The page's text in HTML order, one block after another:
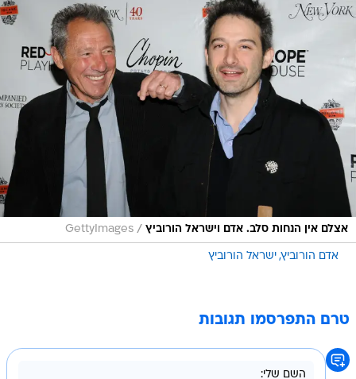
אצלם אין הנחות סלב. אדם וישראל הורוביץ /
GettyImages
אדם הורוביץ ישראל הורוביץ
טרם התפרסמו תגובות